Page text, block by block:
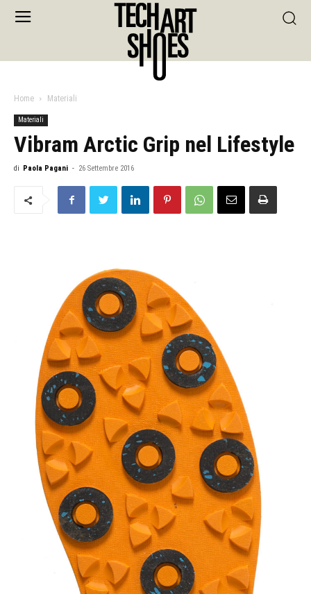
Home Materiali
Materiali
Vibram Arctic Grip nel Lifestyle
di Paola Pagani - 26 Settembre 2016